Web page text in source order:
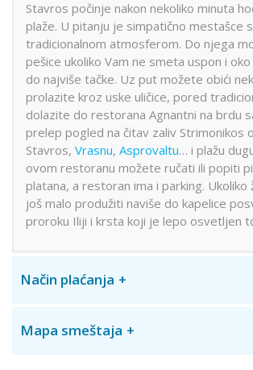
Stavros počinje nakon nekoliko minuta
plaže. U pitanju je simpatično mestašce
tradicionalnom atmosferom. Do njega
pešice ukoliko Vam ne smeta uspon i
do najviše tačke. Uz put možete obići
prolazite kroz uske uličice, pored
dolazite do restorana Agnantni na brdu
prelep pogled na čitav zaliv Strimonikos
Stavros, Vrasnu, Asprovaltu… i plažu
ovom restoranu možete ručati ili popiti
platana, a restoran ima i parking.
još malo produžiti naviše do kapelice
proroku Iliji i krsta koji je lepo osvetljen
Način plaćanja
Mapa smeštaja